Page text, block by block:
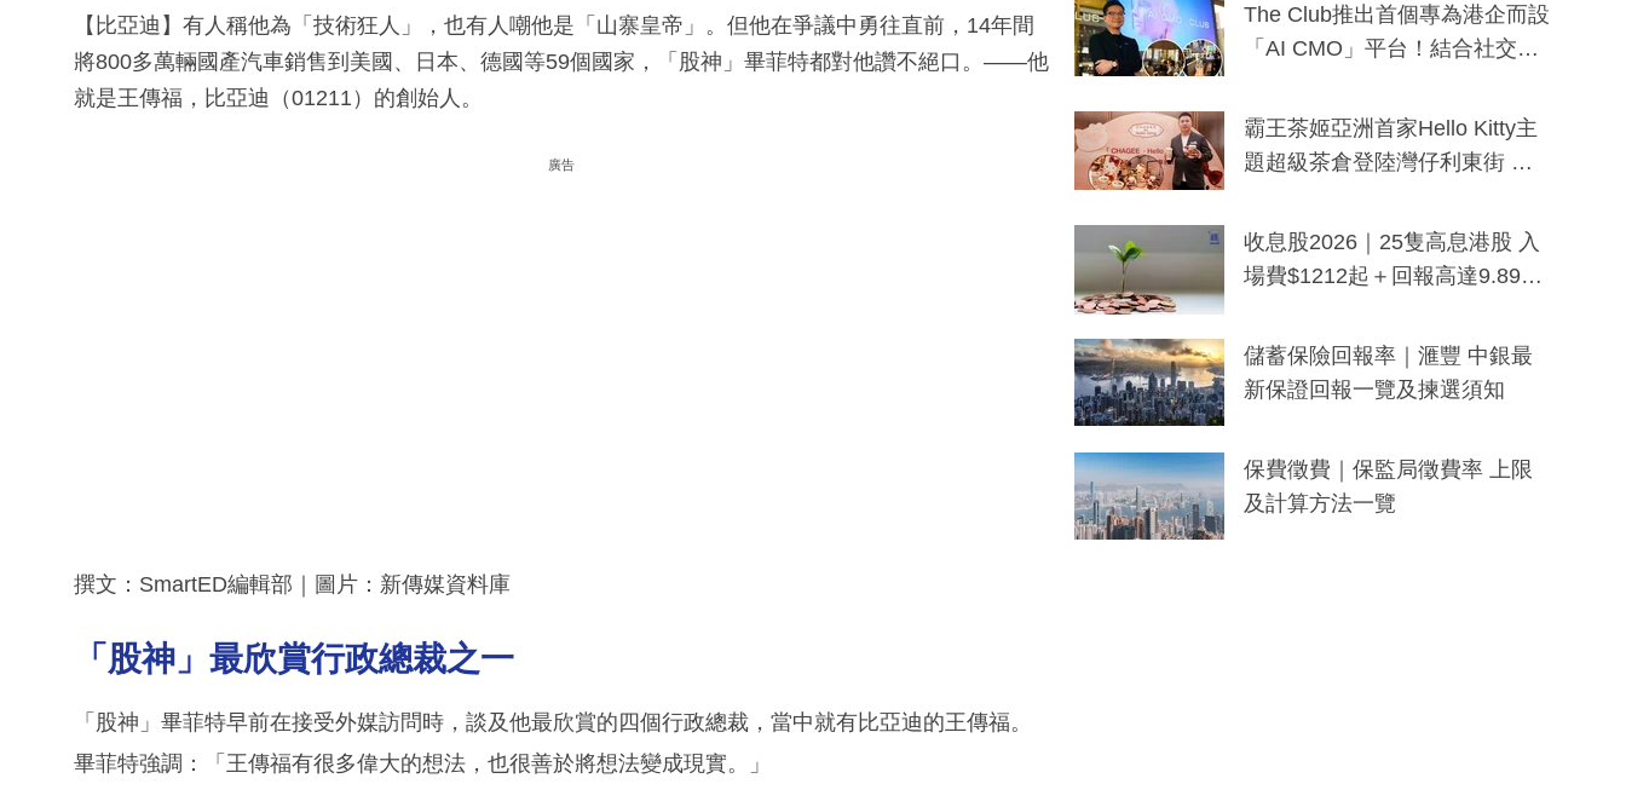
【比亞迪】有人稱他為「技術狂人」，也有人嘲他是「山寨皇帝」。但他在爭議中勇往直前，14年間
將800多萬輛國產汽車銷售到美國、日本、德國等59個國家，「股神」畢菲特都對他讚不絕口。——他
就是王傳福，比亞迪（01211）的創始人。
廣告
撰文：SmartED編輯部｜圖片：新傳媒資料庫
「股神」最欣賞行政總裁之一
「股神」畢菲特早前在接受外媒訪問時，談及他最欣賞的四個行政總裁，當中就有比亞迪的王傳福。
畢菲特強調：「王傳福有很多偉大的想法，也很善於將想法變成現實。」
The Club推出首個專為港企而設
「AI CMO」平台！結合社交聆
分鐘生成「貼地」宣傳短片
霸王茶姬亞洲首家Hello Kitty主
題超級茶倉登陸灣仔利東街 推
y及香港限定特調系列
收息股2026｜25隻高息港股 入
場費$1212起＋回報高達9.89
儲蓄保險回報率｜滙豐 中銀最
新保證回報一覽及揀選須知
保費徵費｜保監局徵費率 上限
及計算方法一覽